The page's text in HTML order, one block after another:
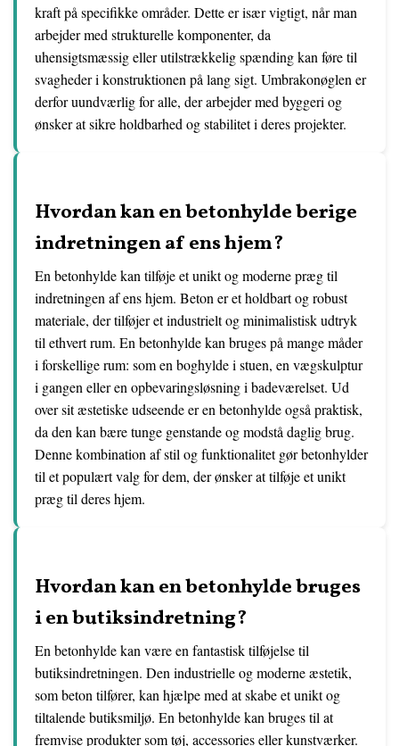
kraft på specifikke områder. Dette er især vigtigt, når man
arbejder med strukturelle komponenter, da
uhensigtsmæssig eller utilstrækkelig spænding kan føre til
svagheder i konstruktionen på lang sigt. Umbrakonøglen er
derfor uundværlig for alle, der arbejder med byggeri og
ønsker at sikre holdbarhed og stabilitet i deres projekter.
Hvordan kan en betonhylde berige
indretningen af ens hjem?
En betonhylde kan tilføje et unikt og moderne præg til
indretningen af ens hjem. Beton er et holdbart og robust
materiale, der tilføjer et industrielt og minimalistisk udtryk
til ethvert rum. En betonhylde kan bruges på mange måder
i forskellige rum: som en boghylde i stuen, en vægskulptur
i gangen eller en opbevaringsløsning i badeværelset. Ud
over sit æstetiske udseende er en betonhylde også praktisk,
da den kan bære tunge genstande og modstå daglig brug.
Denne kombination af stil og funktionalitet gør betonhylder
til et populært valg for dem, der ønsker at tilføje et unikt
præg til deres hjem.
Hvordan kan en betonhylde bruges
i en butiksindretning?
En betonhylde kan være en fantastisk tilføjelse til
butiksindretningen. Den industrielle og moderne æstetik,
som beton tilfører, kan hjælpe med at skabe et unikt og
tiltalende butiksmiljø. En betonhylde kan bruges til at
fremvise produkter som tøj, accessories eller kunstværker.